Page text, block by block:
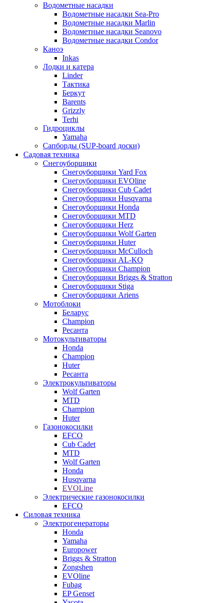
Водометные насадки
Водометные насадки Sea-Pro
Водометные насадки Marlin
Водометные насадки Seanovo
Водометные насадки Condor
Каноэ
Inkas
Лодки и катера
Linder
Тактика
Беркут
Barents
Grizzly
Terhi
Гидроциклы
Yamaha
Сапборды (SUP-board доски)
Садовая техника
Снегоуборщики
Снегоуборщики Yard Fox
Снегоуборщики EVOline
Снегоуборщики Cub Cadet
Снегоуборщики Husqvarna
Снегоуборщики Honda
Снегоуборщики MTD
Снегоуборщики Herz
Снегоуборщики Wolf Garten
Снегоуборщики Huter
Снегоуборщики McCulloch
Снегоуборщики AL-KO
Снегоуборщики Champion
Снегоуборщики Briggs & Stratton
Снегоуборщики Stiga
Снегоуборщики Ariens
Мотоблоки
Беларус
Champion
Ресанта
Мотокультиваторы
Honda
Champion
Huter
Ресанта
Электрокультиваторы
Wolf Garten
MTD
Champion
Huter
Газонокосилки
EFCO
Cub Cadet
MTD
Wolf Garten
Honda
Husqvarna
EVOLine
Электрические газонокосилки
EFCO
Силовая техника
Электрогенераторы
Honda
Yamaha
Europower
Briggs & Stratton
Zongshen
EVOline
Fubag
EP Genset